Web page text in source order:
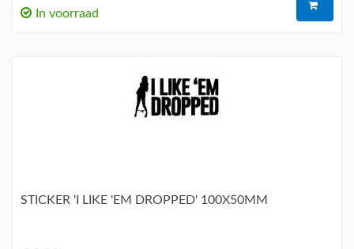
In voorraad
STICKER 'I LIKE 'EM DROPPED' 100X50MM